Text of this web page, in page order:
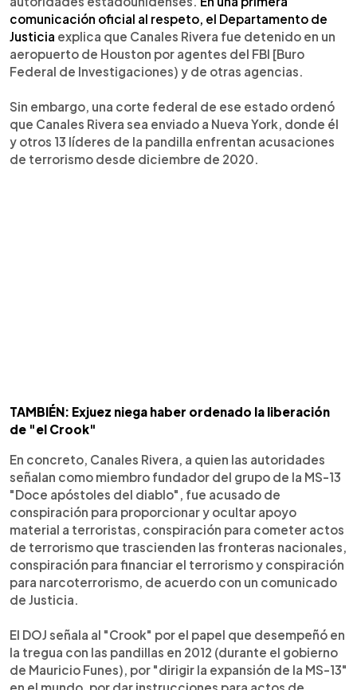
comunicación oficial al respeto, el Departamento de
Justicia explica que Canales Rivera fue detenido en un
aeropuerto de Houston por agentes del FBI [Buro
Federal de Investigaciones) y de otras agencias.
Sin embargo, una corte federal de ese estado ordenó
que Canales Rivera sea enviado a Nueva York, donde él
y otros 13 líderes de la pandilla enfrentan acusaciones
de terrorismo desde diciembre de 2020.
TAMBIÉN: Exjuez niega haber ordenado la liberación
de "el Crook"
En concreto, Canales Rivera, a quien las autoridades
señalan como miembro fundador del grupo de la MS-13
"Doce apóstoles del diablo", fue acusado de
conspiración para proporcionar y ocultar apoyo
material a terroristas, conspiración para cometer actos
de terrorismo que trascienden las fronteras nacionales,
conspiración para financiar el terrorismo y conspiración
para narcoterrorismo, de acuerdo con un comunicado
de Justicia.
El DOJ señala al "Crook" por el papel que desempeñó en
la tregua con las pandillas en 2012 (durante el gobierno
de Mauricio Funes), por "dirigir la expansión de la MS-13"